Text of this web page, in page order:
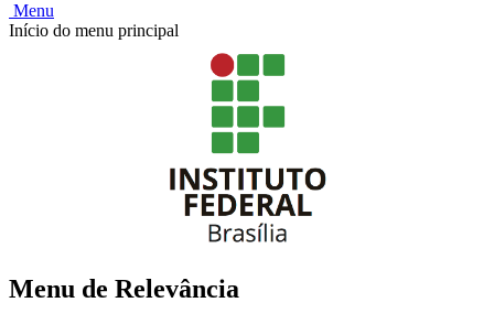
Menu
Início do menu principal
Menu de Relevância